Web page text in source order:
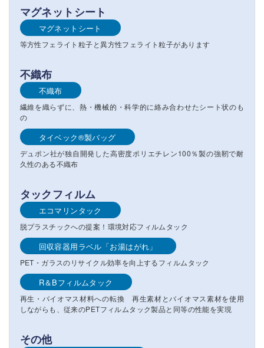
マグネットシート
マグネットシート
等方性フェライト粒子と異方性フェライト粒子があります
不織布
不織布
繊維を織らずに、熱・機械的・科学的に絡み合わせたシート状のも
の
タイベック®製バッグ
デュポン社が独自開発した高密度ポリエチレン100％製の強靭で耐
久性のある不織布
タックフィルム
エコマリンタック
脱プラスチックへの提案！環境対応フィルムタック
回収容器用ラベル「お湯はがれ」
PET・ガラスのリサイクル効率を向上するフィルムタック
R＆Bフィルムタック
再生・バイオマス材料への転換 再生素材とバイオマス素材を使用
しながらも、従来のPETフィルムタック製品と同等の性能を実現
その他